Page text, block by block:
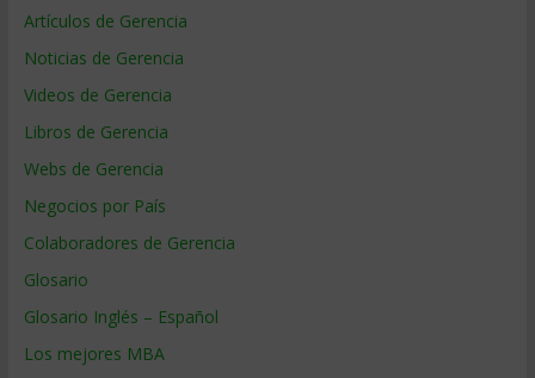
Artículos de Gerencia
Noticias de Gerencia
Videos de Gerencia
Libros de Gerencia
Webs de Gerencia
Negocios por País
Colaboradores de Gerencia
Glosario
Glosario Inglés – Español
Los mejores MBA